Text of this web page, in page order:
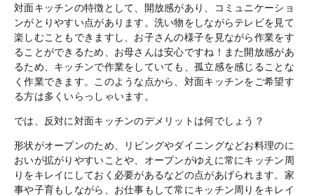
対面キッチンの特徴として、開放感があり、コミュニケーショ
ンがとりやすい点があります。洗い物をしながらテレビを見て
楽しむこともできますし、お子さんの様子を見ながら作業をす
ることができるため、お母さんは安心ですね！また開放感があ
るため、キッチンで作業をしていても、孤立感を感じることな
く作業できます。このような点から、対面キッチンをご希望す
る方は多くいらっしゃいます。
では、反対に対面キッチンのデメリットは何でしょう？
形状がオープンのため、リビングやダイニングなどお料理のに
おいが拡がりやすいことや、オープンがゆえに常にキッチン周
りをキレイにしておく必要があるなどの点があげられます。家
事や子育もしながら、お仕事もして常にキッチン周りをキレイ